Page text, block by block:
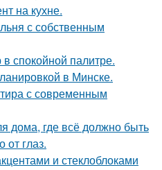
на кухне.
с собственным
спокойной палитре.
в Минске.
с современным
дома, где всё должно быть
от глаз.
и стеклоблоками